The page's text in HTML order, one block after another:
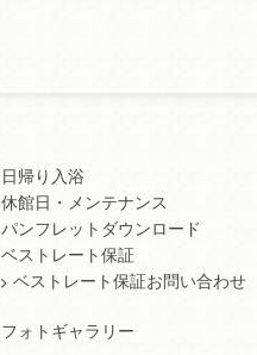
日帰り入浴
休館日・メンテナンス
パンフレットダウンロード
ベストレート保証
ベストレート保証お問い合わせ
フォトギャラリー